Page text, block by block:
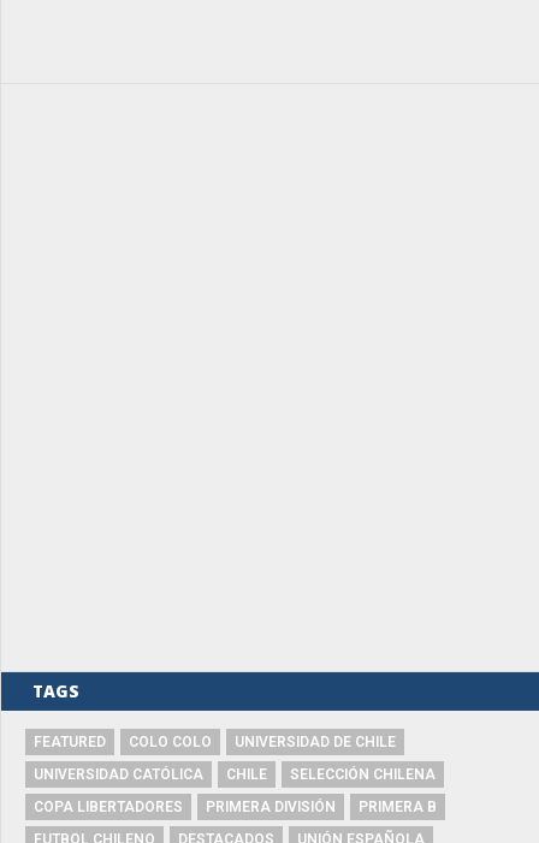
TAGS
FEATURED COLO COLO
UNIVERSIDAD DE CHILE
UNIVERSIDAD CATÓLICA
CHILE
SELECCIÓN CHILENA
COPA LIBERTADORES
PRIMERA DIVISIÓN
PRIMERA B